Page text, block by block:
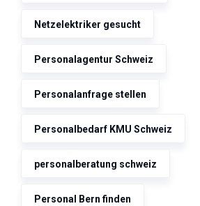
Netzelektriker gesucht
Personalagentur Schweiz
Personalanfrage stellen
Personalbedarf KMU Schweiz
personalberatung schweiz
Personal Bern finden